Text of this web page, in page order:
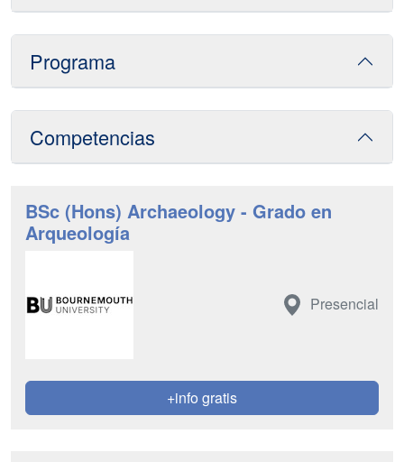
Programa
Competencias
BSc (Hons) Archaeology - Grado en
Arqueología
Presencial
+info gratis